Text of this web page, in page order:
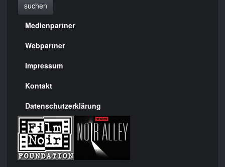
suchen
Menülinks
rechte
Seite
Medienpartner
Webpartner
Impressum
Kontakt
Datenschutzerklärung